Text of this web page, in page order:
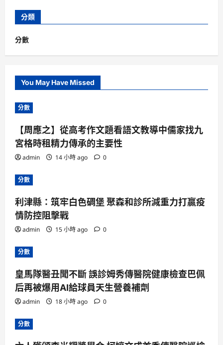
分類
分數
You May Have Missed
分數
【周應之】從高考作文題看語文教導中儒家找九
宮格時租精力傳承的主要性
admin 14 小時 ago 0
分數
利津縣：筑牢白色碉堡 聚森和診所減重力打贏疫
情防控阻擊戰
admin 15 小時 ago 0
分數
皇馬隊醫丑聞不斷 誤診姆秀傳醫院健康檢查巴佩
后再被爆用AI給球員天生營養補劑
admin 18 小時 ago 0
分數